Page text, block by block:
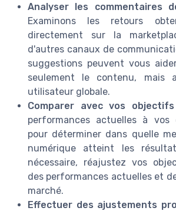
Analyser les commentaires
Examinons les retours
directement sur la
d'autres canaux de
suggestions peuvent vous
seulement le contenu, mais
utilisateur globale.
Comparer avec vos
performances actuelles à
pour déterminer dans quelle
numérique atteint les
nécessaire, réajustez vos
des performances actuelles et
marché.
Effectuer des ajustements